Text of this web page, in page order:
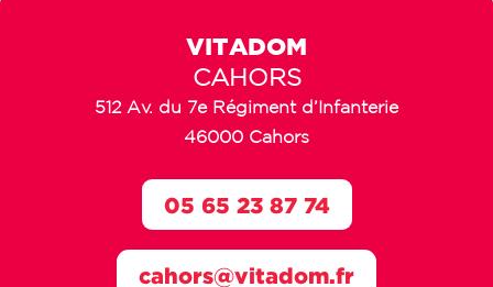
VITADOM
CAHORS
512 Av. du 7e Régiment d’Infanterie
46000 Cahors
cahors@vitadom.fr
05 65 23 87 74